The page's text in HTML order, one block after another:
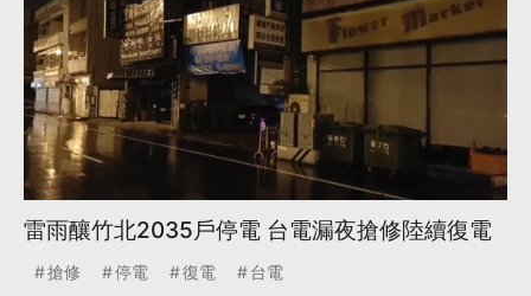
雷雨釀竹北2035戶停電 台電漏夜搶修陸續復電
搶修 停電 復電 台電